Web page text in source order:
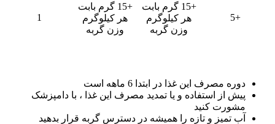
+5
+15 گرم بابت
هر کیلوگرم
وزن گربه
+15 گرم بابت
هر کیلوگرم
وزن گربه
1
دوره مصرف این غذا در ابتدا 6 ماهه است
پیش از استفاده و یا تمدید مصرف این غذا ، با دامپزشک
مشورت کنید
آب تمیز و تازه را همیشه در دسترس گربه قرار بدهید